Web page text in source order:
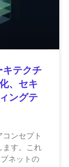
テクチ
、セキ
ングテ
ンセプト
ます。これ
ネットの